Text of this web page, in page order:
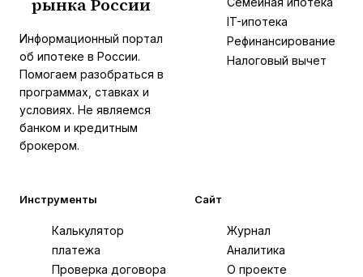
рынка России
Информационный портал
об ипотеке в России.
Помогаем разобраться в
программах, ставках и
условиях. Не являемся
банком и кредитным
брокером.
IT-ипотека
Рефинансирование
Налоговый вычет
Инструменты
Калькулятор
платежа
Проверка договора
Сайт
Журнал
Аналитика
О проекте